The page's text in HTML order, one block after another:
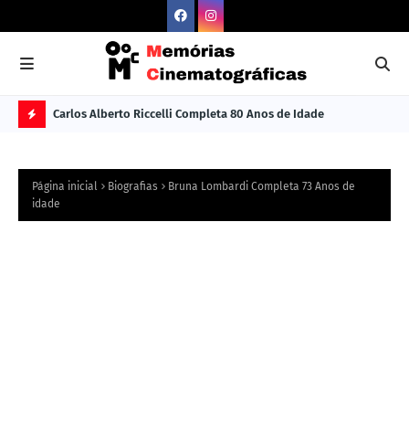
L
TI
M
Carlos Alberto Riccelli Completa 80 Anos de Idade
Página inicial Biografias
Bruna Lombardi Completa 73 Anos de
idade